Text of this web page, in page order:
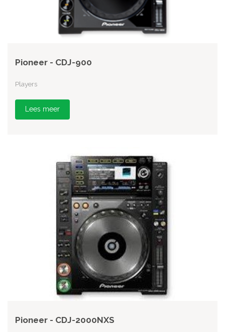
Pioneer - CDJ-900
Players
Lees meer
Pioneer - CDJ-2000NXS